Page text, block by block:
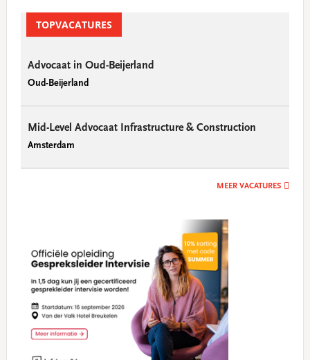
SidebarTOPVACATURES
Advocaat in Oud-Beijerland
Oud-Beijerland
Mid-Level Advocaat Infrastructure & Construction
Amsterdam
MEER VACATURES